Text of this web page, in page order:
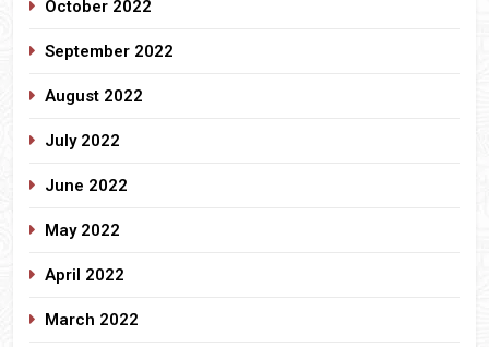
October 2022
September 2022
August 2022
July 2022
June 2022
May 2022
April 2022
March 2022